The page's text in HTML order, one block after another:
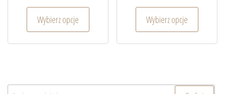
Wybierz opcje Wybierz opcje
Szukaj: